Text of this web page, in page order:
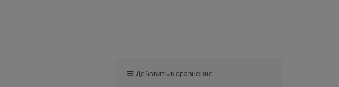
Добавить в сравнение